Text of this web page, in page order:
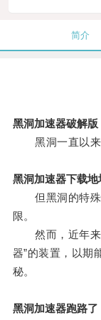
简介
黑洞加速器破解版
黑洞一直以来
黑洞加速器下载地
但黑洞的特殊
限。
然而，近年来
器”的装置，以期
秘。
黑洞加速器跑路了